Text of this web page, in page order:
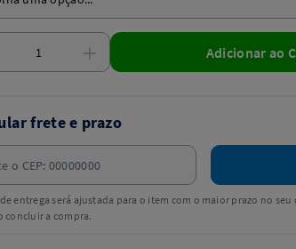
Adicionar ao
frete e prazo
entrega será ajustada para o item com o maior prazo no
concluir a compra.